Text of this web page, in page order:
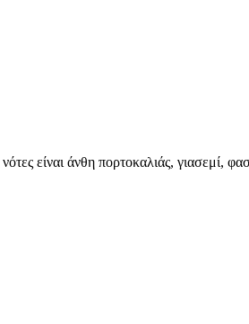
είναι άνθη πορτοκαλιάς, γιασεμί,